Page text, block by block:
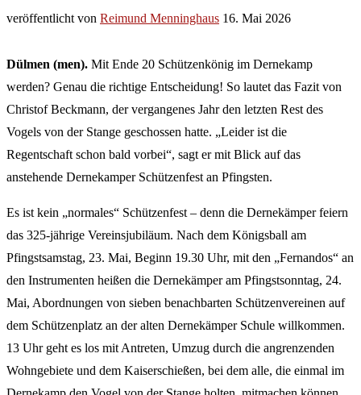
veröffentlicht von Reimund Menninghaus 16. Mai 2026
Dülmen (men). Mit Ende 20 Schützenkönig im Dernekamp
werden? Genau die richtige Entscheidung! So lautet das Fazit von
Christof Beckmann, der vergangenes Jahr den letzten Rest des
Vogels von der Stange geschossen hatte. „Leider ist die
Regentschaft schon bald vorbei“, sagt er mit Blick auf das
anstehende Dernekamper Schützenfest an Pfingsten.
Es ist kein „normales“ Schützenfest – denn die Dernekämper feiern
das 325-jährige Vereinsjubiläum. Nach dem Königsball am
Pfingstsamstag, 23. Mai, Beginn 19.30 Uhr, mit den „Fernandos“ an
den Instrumenten heißen die Dernekämper am Pfingstsonntag, 24.
Mai, Abordnungen von sieben benachbarten Schützenvereinen auf
dem Schützenplatz an der alten Dernekämper Schule willkommen.
13 Uhr geht es los mit Antreten, Umzug durch die angrenzenden
Wohngebiete und dem Kaiserschießen, bei dem alle, die einmal im